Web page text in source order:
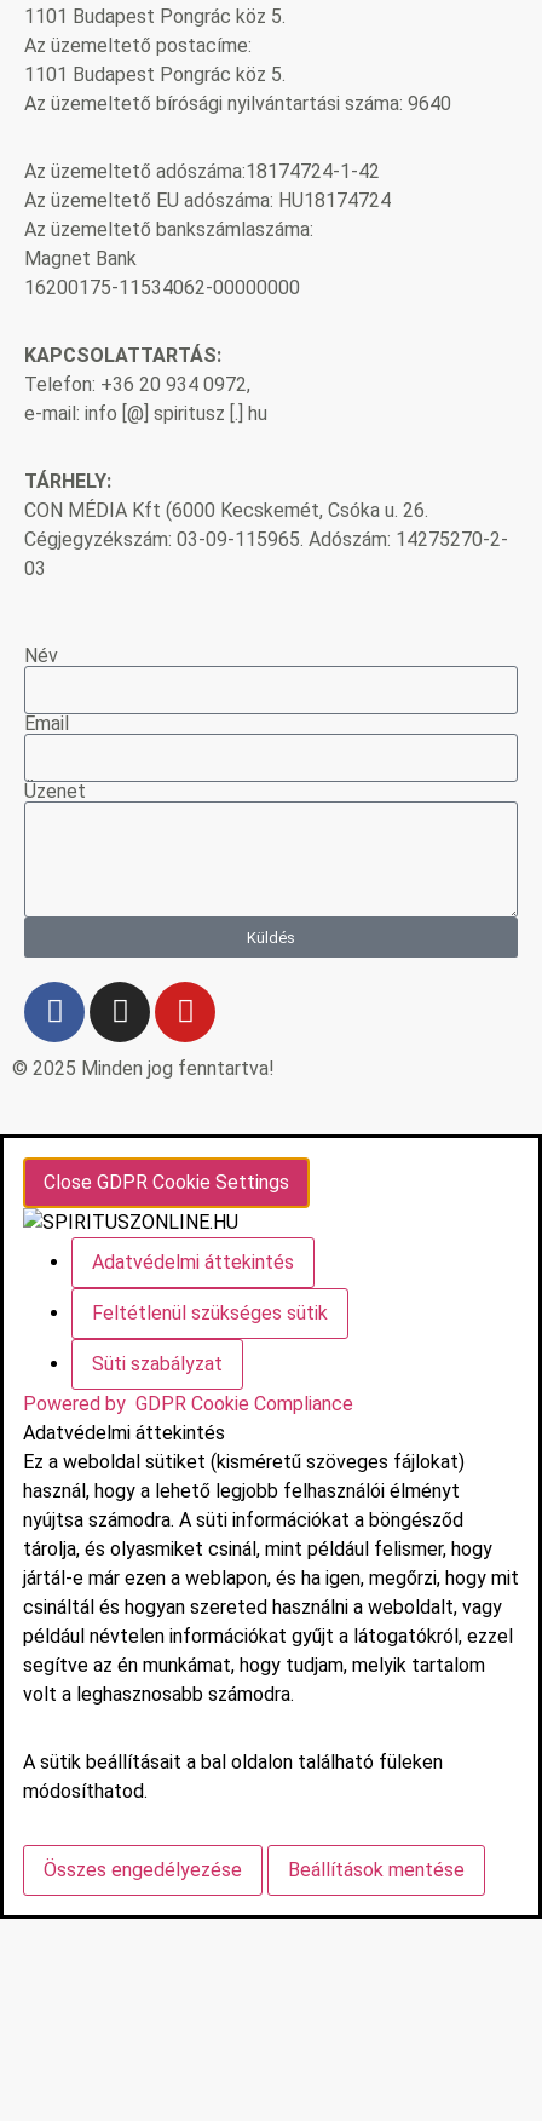
1101 Budapest Pongrác köz 5.
Az üzemeltető postacíme:
1101 Budapest Pongrác köz 5.
Az üzemeltető bírósági nyilvántartási száma: 9640
Az üzemeltető adószáma:18174724-1-42
Az üzemeltető EU adószáma: HU18174724
Az üzemeltető bankszámlaszáma:
Magnet Bank
16200175-11534062-00000000
KAPCSOLATTARTÁS:
Telefon: +36 20 934 0972,
e-mail: info [@] spiritusz [.] hu
TÁRHELY:
CON MÉDIA Kft (6000 Kecskemét, Csóka u. 26.
Cégjegyzékszám: 03-09-115965. Adószám: 14275270-2-
03
Név
Email
Üzenet
Küldés
© 2025 Minden jog fenntartva!
Close GDPR Cookie Settings
Adatvédelmi áttekintés
Feltétlenül szükséges sütik
Süti szabályzat
Powered by GDPR Cookie Compliance
Adatvédelmi áttekintés
Ez a weboldal sütiket (kisméretű szöveges fájlokat)
használ, hogy a lehető legjobb felhasználói élményt
nyújtsa számodra. A süti információkat a böngésződ
tárolja, és olyasmiket csinál, mint például felismer, hogy
jártál-e már ezen a weblapon, és ha igen, megőrzi, hogy mit
csináltál és hogyan szereted használni a weboldalt, vagy
például névtelen információkat gyűjt a látogatókról, ezzel
segítve az én munkámat, hogy tudjam, melyik tartalom
volt a leghasznosabb számodra.
A sütik beállításait a bal oldalon található füleken
módosíthatod.
Összes engedélyezése Beállítások mentése